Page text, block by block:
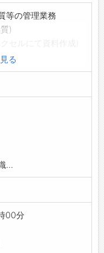
等の管理業務
)
籍
ークからの「紹介
る
...
00分